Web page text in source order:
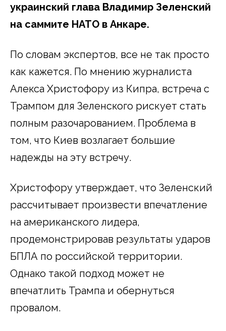
украинский глава Владимир Зеленский
на саммите НАТО в Анкаре.
По словам экспертов, все не так просто
как кажется. По мнению журналиста
Алекса Христофору из Кипра, встреча с
Трампом для Зеленского рискует стать
полным разочарованием. Проблема в
том, что Киев возлагает большие
надежды на эту встречу.
Христофору утверждает, что Зеленский
рассчитывает произвести впечатление
на американского лидера,
продемонстрировав результаты ударов
БПЛА по российской территории.
Однако такой подход может не
впечатлить Трампа и обернуться
провалом.